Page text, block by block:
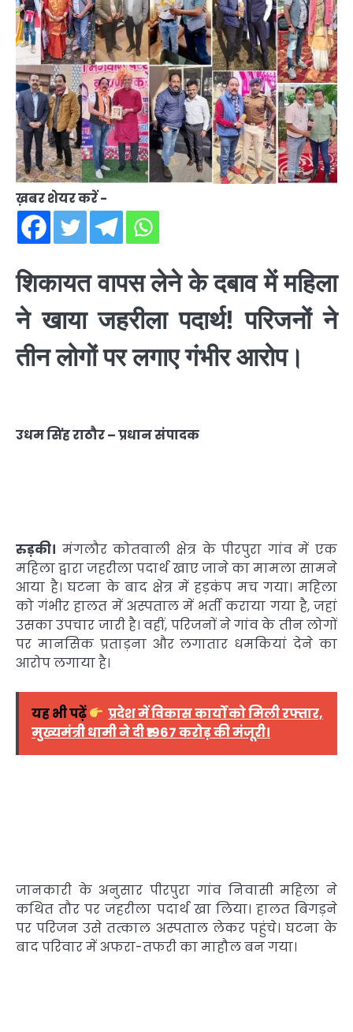
ख़बर शेयर करें -
शिकायत वापस लेने के दबाव में महिला
ने खाया जहरीला पदार्थ! परिजनों ने
तीन लोगों पर लगाए गंभीर आरोप।
उधम सिंह राठौर – प्रधान संपादक
रुड़की। मंगलौर कोतवाली क्षेत्र के पीरपुरा गांव में एक
महिला द्वारा जहरीला पदार्थ खाए जाने का मामला सामने
आया है। घटना के बाद क्षेत्र में हड़कंप मच गया। महिला
को गंभीर हालत में अस्पताल में भर्ती कराया गया है, जहां
उसका उपचार जारी है। वहीं, परिजनों ने गांव के तीन लोगों
पर मानसिक प्रताड़ना और लगातार धमकियां देने का
आरोप लगाया है।
यह भी पढ़ें
प्रदेश में विकास कार्यों को मिली रफ्तार,
मुख्यमंत्री धामी ने दी ₹1967 करोड़ की मंजूरी।
जानकारी के अनुसार पीरपुरा गांव निवासी महिला ने
कथित तौर पर जहरीला पदार्थ खा लिया। हालत बिगड़ने
पर परिजन उसे तत्काल अस्पताल लेकर पहुंचे। घटना के
बाद परिवार में अफरा-तफरी का माहौल बन गया।